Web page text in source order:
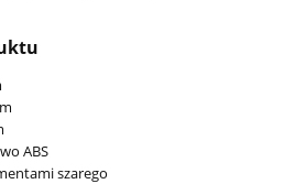
ABS
szarego